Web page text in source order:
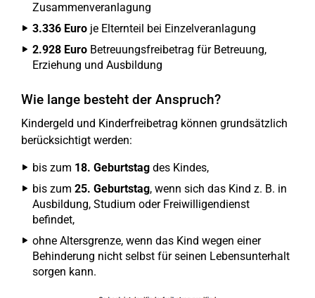
Zusammenveranlagung
3.336 Euro je Elternteil bei Einzelveranlagung
2.928 Euro Betreuungsfreibetrag für Betreuung,
Erziehung und Ausbildung
Wie lange besteht der Anspruch?
Kindergeld und Kinderfreibetrag können grundsätzlich
berücksichtigt werden:
bis zum 18. Geburtstag des Kindes,
bis zum 25. Geburtstag, wenn sich das Kind z. B. in
Ausbildung, Studium oder Freiwilligendienst
befindet,
ohne Altersgrenze, wenn das Kind wegen einer
Behinderung nicht selbst für seinen Lebensunterhalt
sorgen kann.